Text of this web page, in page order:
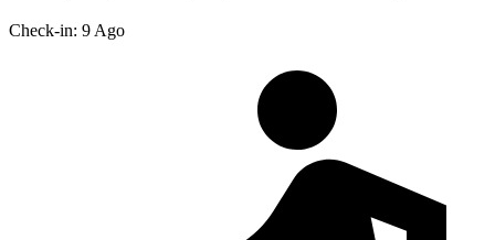
Check-in: 9 Ago